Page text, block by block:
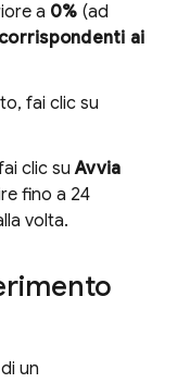
a 0% (ad
ai
fai clic su
clic suAvvia
fino a 24
volta.
un